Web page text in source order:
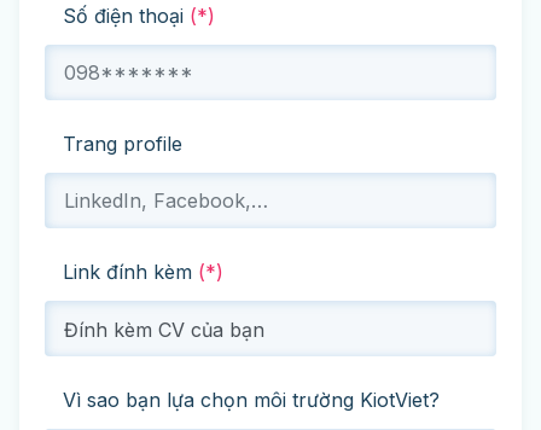
Số điện thoại (*)
Trang profile
Link đính kèm (*)
Đính kèm CV của bạn
Vì sao bạn lựa chọn môi trường KiotViet?